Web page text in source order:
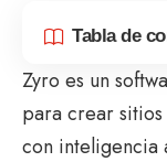
Tabla de
Zyro es un
para crear
con inteligencia